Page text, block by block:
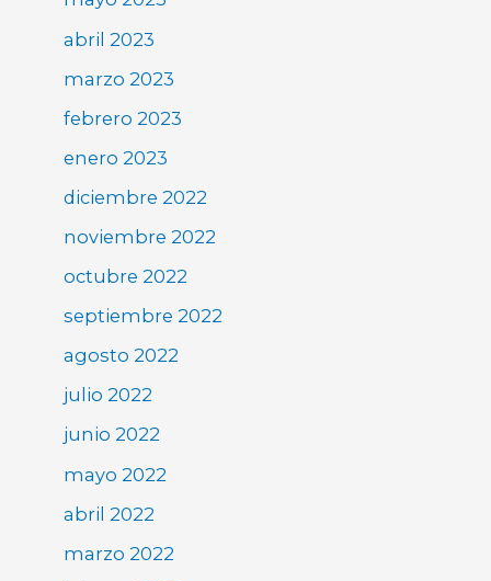
abril 2023
marzo 2023
febrero 2023
enero 2023
diciembre 2022
noviembre 2022
octubre 2022
septiembre 2022
agosto 2022
julio 2022
junio 2022
mayo 2022
abril 2022
marzo 2022